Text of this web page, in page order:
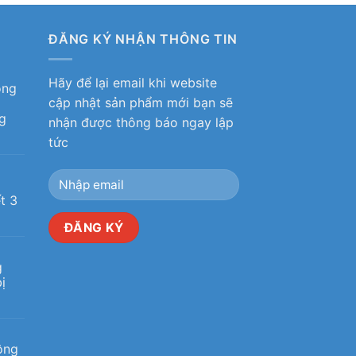
3
ĐĂNG KÝ NHẬN THÔNG TIN
Hãy để lại email khi website
cập nhật sản phẩm mới bạn sẽ
nhận được thông báo ngay lập
tức